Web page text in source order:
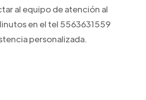
al equipo de atención al
en el tel 5563631559
personalizada.